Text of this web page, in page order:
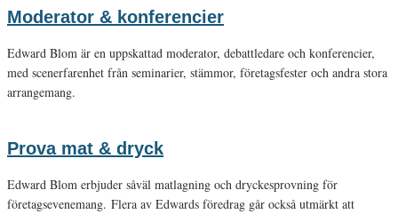
Moderator & konferencier
Edward Blom är en uppskattad moderator, debattledare och konferencier,
med scenerfarenhet från seminarier, stämmor, företagsfester och andra stora
arrangemang.
Prova mat & dryck
Edward Blom erbjuder såväl matlagning och dryckesprovning för
företagsevenemang. Flera av Edwards föredrag går också utmärkt att